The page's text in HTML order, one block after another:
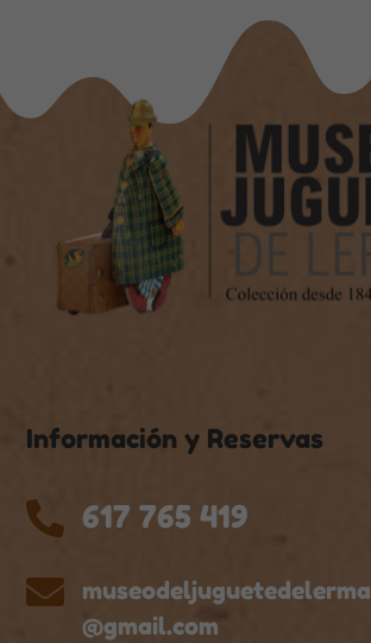
Información y Reservas
 617 765 419

museodeljuguetedelerma
@gmail.com